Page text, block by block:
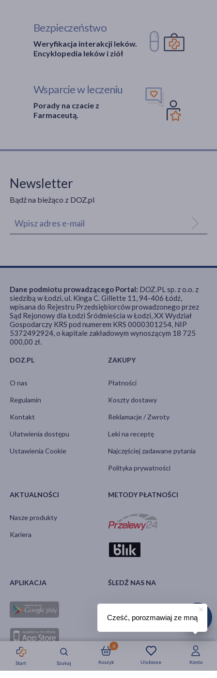
Strefa okazji Nowości Krótkie daty
Start Szukaj Ulubione
Koszyk
0
Konto
Bezpieczeństwo
Weryfikacja interakcji leków.
Encyklopedia leków i ziół
Wsparcie w leczeniu
Porady na czacie z
Farmaceutą.
Newsletter
Bądź na bieżąco z DOZ.pl
DOZ.PL
O nas
Regulamin
Kontakt
Ułatwienia dostępu
Ustawienia Cookie
ZAKUPY
Płatności
Koszty dostawy
Reklamacje / Zwroty
Leki na receptę
Najczęściej zadawane pytania
Polityka prywatności
AKTUALNOŚCI
Nasze produkty
Kariera
METODY PŁATNOŚCI
APLIKACJA ŚLEDŹ NAS NA
Dane podmiotu prowadzącego Portal: DOZ.PL sp. z o.o. z
siedzibą w Łodzi, ul. Kinga C. Gillette 11, 94-406 Łódź,
wpisana do Rejestru Przedsiębiorców prowadzonego przez
Sąd Rejonowy dla Łodzi Śródmieścia w Łodzi, XX Wydział
Gospodarczy KRS pod numerem KRS 0000301254, NIP
5372492924, o kapitale zakładowym wynoszącym 18 725
000,00 zł.
Cześć, porozmawiaj ze mną